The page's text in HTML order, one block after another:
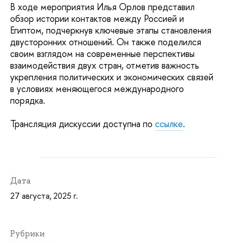
В ходе мероприятия Илья Орлов представил
обзор истории контактов между Россией и
Египтом, подчеркнув ключевые этапы становления
двусторонних отношений. Он также поделился
своим взглядом на современные перспективы
взаимодействия двух стран, отметив важность
укрепления политических и экономических связей
в условиях меняющегося международного
порядка.
Трансляция дискуссии доступна по ссылке.
Дата
27 августа, 2025 г.
Рубрики